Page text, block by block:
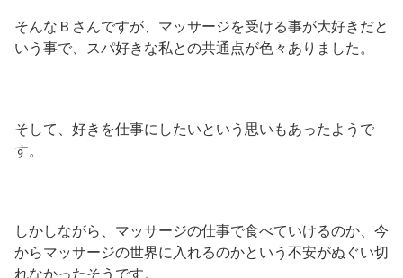
そんなＢさんですが、マッサージを受ける事が大好きだと
いう事で、スパ好きな私との共通点が色々ありました。
そして、好きを仕事にしたいという思いもあったようで
す。
しかしながら、マッサージの仕事で食べていけるのか、今
からマッサージの世界に入れるのかという不安がぬぐい切
れなかったそうです。